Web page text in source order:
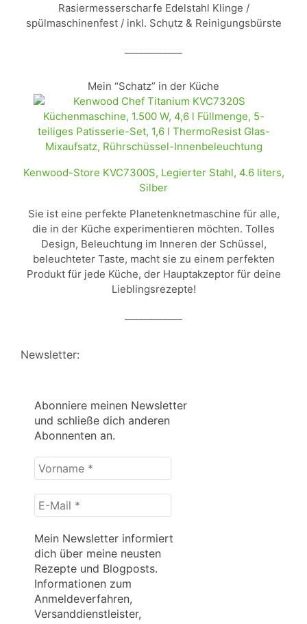
Rasiermesserscharfe Edelstahl Klinge /
spülmaschinenfest / inkl. Schụtz & Reinigungsbürste
Mein “Schatz” in der Küche
Kenwood-Store KVC7300S, Legierter Stahl, 4.6 liters,
Silber
Sie ist eine perfekte Planetenknetmaschine für alle,
die in der Küche experimentieren möchten. Tolles
Design, Beleuchtung im Inneren der Schüssel,
beleuchteter Taste, macht sie zu einem perfekten
Produkt für jede Küche, der Hauptakzeptor für deine
Lieblingsrezepte!
Newsletter:
Abonniere meinen Newsletter
und schließe dich anderen
Abonnenten an.
Vorname
*
E-
Mail
*
Mein Newsletter informiert
dich über meine neusten
Rezepte und Blogposts.
Informationen zum
Anmeldeverfahren,
Versanddienstleister,